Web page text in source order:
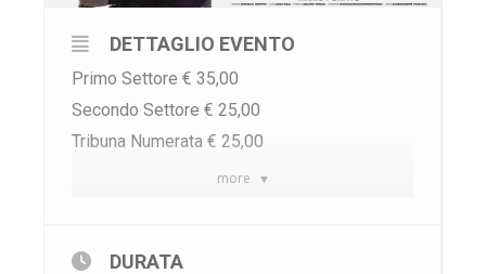
more
DETTAGLIO EVENTO
Primo Settore € 35,00
Secondo Settore € 25,00
Tribuna Numerata € 25,00
DURATA